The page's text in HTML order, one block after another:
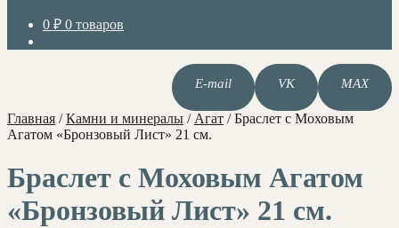
0 ₽ 0 товаров
E-mail VK MAX
Главная /Камни и минералы / Агат /Браслет с Моховым
Агатом «Бронзовый Лист» 21 см.
Браслет с Моховым Агатом
«Бронзовый Лист» 21 см.